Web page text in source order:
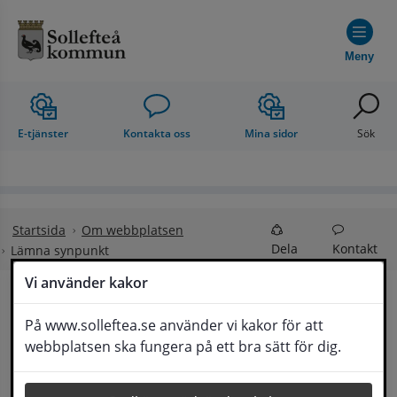
Vi använder kakor
På www.solleftea.se använder vi kakor för att
webbplatsen ska fungera på ett bra sätt för dig.
Meny
E-tjänster Kontakta oss Mina sidor Sök
Startsida
Om webbplatsen
Lämna synpunkt
Dela Kontakt
Lämna synpunkt
Här kan du lämna synpunkter, förslag och